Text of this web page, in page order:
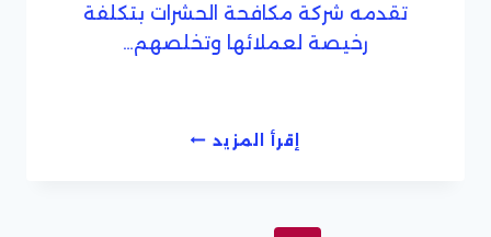
تقدمه شركة مكافحة الحشرات بتكلفة
رخيصة لعملائها وتخلصهم…
إقرأ المزيدشركة